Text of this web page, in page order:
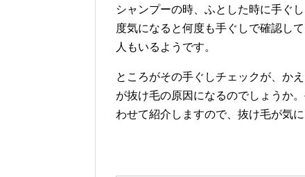
シャンプーの時、ふとした時に手ぐ
度気になると何度も手ぐしで確認し
人もいるようです。
ところがその手ぐしチェックが、か
が抜け毛の原因になるのでしょうか
わせて紹介しますので、抜け毛が気